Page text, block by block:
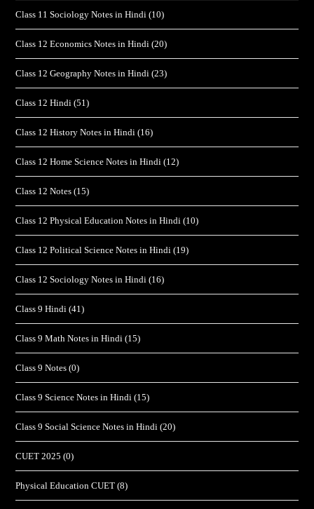
Class 11 Sociology Notes in Hindi (10)
Class 12 Economics Notes in Hindi (20)
Class 12 Geography Notes in Hindi (23)
Class 12 Hindi (51)
Class 12 History Notes in Hindi (16)
Class 12 Home Science Notes in Hindi (12)
Class 12 Notes (15)
Class 12 Physical Education Notes in Hindi (10)
Class 12 Political Science Notes in Hindi (19)
Class 12 Sociology Notes in Hindi (16)
Class 9 Hindi (41)
Class 9 Math Notes in Hindi (15)
Class 9 Notes (0)
Class 9 Science Notes in Hindi (15)
Class 9 Social Science Notes in Hindi (20)
CUET 2025 (0)
Physical Education CUET (8)